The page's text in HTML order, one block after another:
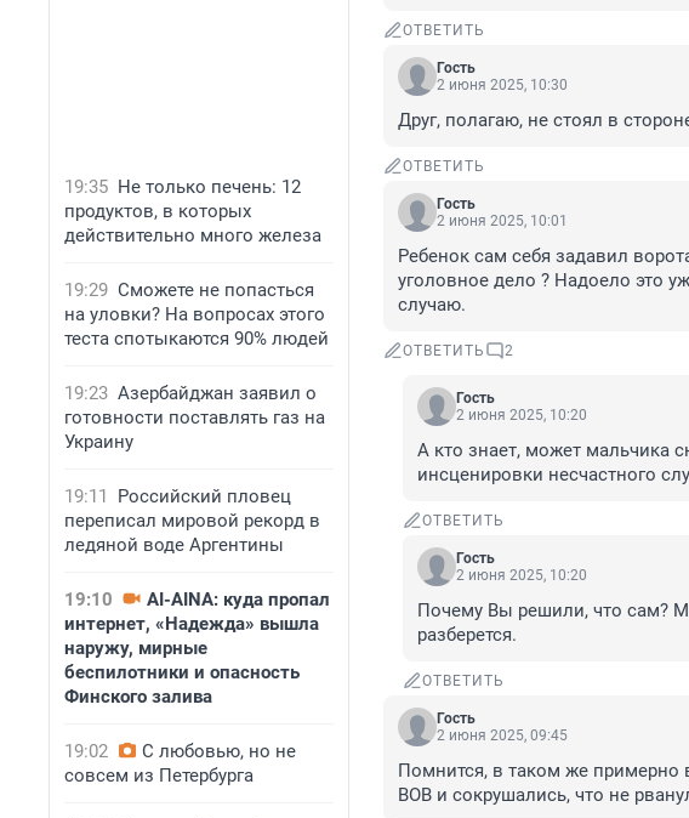
19:35 Не только печень: 12
продуктов, в которых
действительно много железа
19:29 Сможете не попасться
на уловки? На вопросах этого
теста спотыкаются 90% людей
19:23 Азербайджан заявил о
готовности поставлять газ на
Украину
19:11
Российский пловец
переписал мировой рекорд в
ледяной воде Аргентины
19:10
AI-AINA: куда пропал
интернет, «Надежда» вышла
наружу, мирные
беспилотники и опасность
Финского залива
19:02
С любовью, но не
совсем из Петербурга
ОТВЕТИТЬ
Гость
2 июня 2025, 10:30
Друг, полагаю, не стоял в
ОТВЕТИТЬ
Гость
2 июня 2025, 10:01
Ребенок сам себя задавил
уголовное дело ? Надоело это
случаю.
ОТВЕТИТЬ 2
Гость
2 июня 2025, 10:20
А кто знает, может мальчика
инсценировки несчастного
ОТВЕТИТЬ
Гость
2 июня 2025, 10:20
Почему Вы решили, что сам?
разберется.
ОТВЕТИТЬ
Гость
2 июня 2025, 09:45
Помнится, в таком же примерно
ВОВ и сокрушались, что не